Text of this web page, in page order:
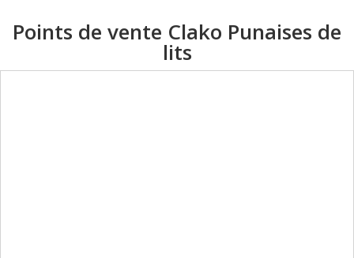
Points de vente Clako Punaises de
lits